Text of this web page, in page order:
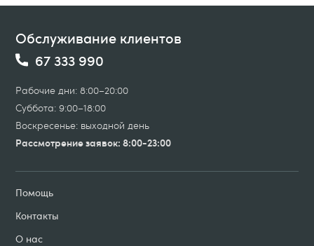
Обслуживание клиентов
67 333 990
Рабочие дни: 8:00–20:00
Суббота: 9:00–18:00
Воскресенье: выходной день
Рассмотрение заявок: 8:00-23:00
Помощь
Контакты
О нас